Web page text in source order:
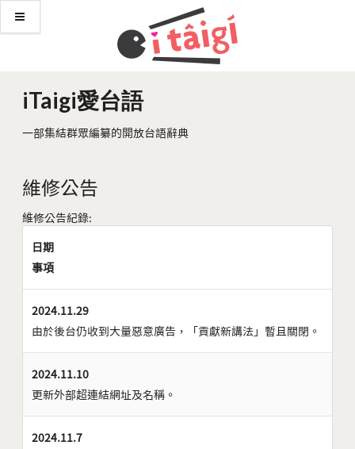
iTaigi愛台語
一部集結群眾編纂的開放台語辭典
維修公告
維修公告紀錄:
日期
事項
2024.11.29
由於後台仍收到大量惡意廣告，「貢獻新講法」暫且關閉。
2024.11.10
更新外部超連結網址及名稱。
2024.11.7